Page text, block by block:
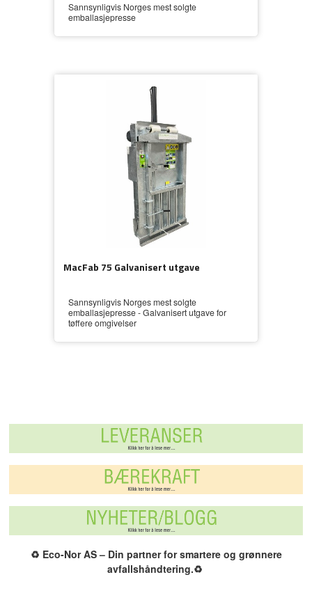
Sannsynligvis Norges mest solgte
emballasjepresse
MacFab 75 Galvanisert utgave
Sannsynligvis Norges mest solgte
emballasjepresse - Galvanisert utgave for
tøffere omgivelser
♻️ Eco-Nor AS – Din partner for smartere og grønnere
avfallshåndtering.♻️